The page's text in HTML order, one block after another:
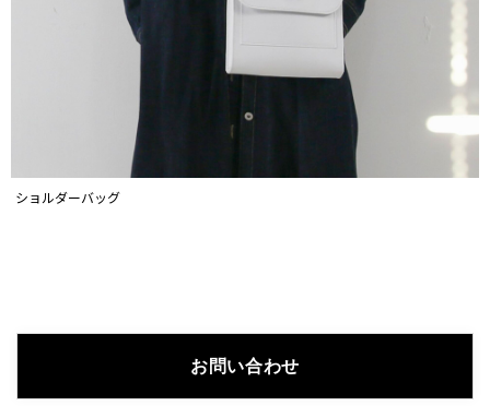
ショルダーバッグ
お問い合わせ